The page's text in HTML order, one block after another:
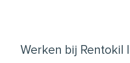
Werken bij Rentokil